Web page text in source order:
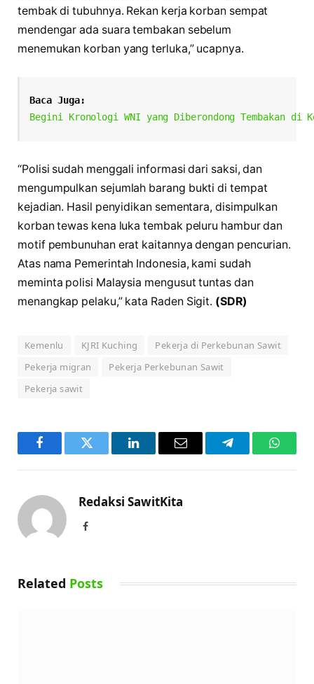
tembak di tubuhnya. Rekan kerja korban sempat
mendengar ada suara tembakan sebelum
menemukan korban yang terluka,” ucapnya.
Baca Juga:
Begini Kronologi WNI yang Diberondong Tembakan di
“Polisi sudah menggali informasi dari saksi, dan
mengumpulkan sejumlah barang bukti di tempat
kejadian. Hasil penyidikan sementara, disimpulkan
korban tewas kena luka tembak peluru hambur dan
motif pembunuhan erat kaitannya dengan pencurian.
Atas nama Pemerintah Indonesia, kami sudah
meminta polisi Malaysia mengusut tuntas dan
menangkap pelaku,” kata Raden Sigit. (SDR)
Kemenlu KJRI Kuching
Pekerja di Perkebunan Sawit
Pekerja migran
Pekerja Perkebunan Sawit
Pekerja sawit
FacebookTwitter LinkedInEmail Telegram
Redaksi SawitKita
Facebook
Related Posts